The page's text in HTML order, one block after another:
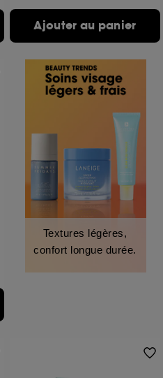
Ajouter au panier
Textures légères,
confort longue durée.